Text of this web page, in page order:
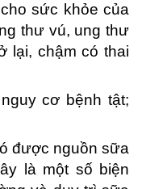
sức khỏe của
thư vú, ung thư
lại, chậm có thai
cơ bệnh tật;
được nguồn sữa
là một số biện